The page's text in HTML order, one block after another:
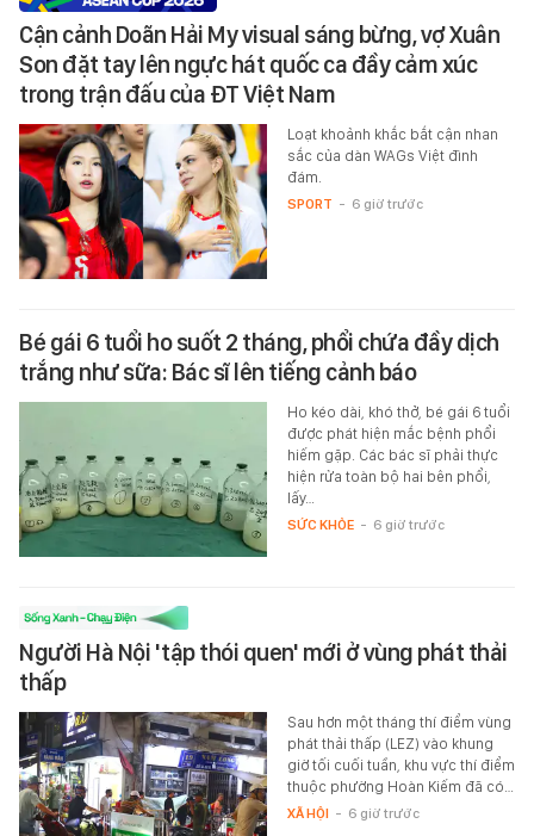
Cận cảnh Doãn Hải My visual sáng bừng, vợ Xuân
Son đặt tay lên ngực hát quốc ca đầy cảm xúc
trong trận đấu của ĐT Việt Nam
Loạt khoảnh khắc bắt cận nhan
sắc của dàn WAGs Việt đình
đám.
SPORT - 6 giờ trước
Bé gái 6 tuổi ho suốt 2 tháng, phổi chứa đầy dịch
trắng như sữa: Bác sĩ lên tiếng cảnh báo
Ho kéo dài, khó thở, bé gái 6 tuổi
được phát hiện mắc bệnh phổi
hiếm gặp. Các bác sĩ phải thực
hiện rửa toàn bộ hai bên phổi,
lấy…
SỨC KHỎE - 6 giờ trước
Người Hà Nội 'tập thói quen' mới ở vùng phát thải
thấp
Sau hơn một tháng thí điểm vùng
phát thải thấp (LEZ) vào khung
giờ tối cuối tuần, khu vực thí điểm
thuộc phường Hoàn Kiếm đã có…
XÃ HỘI - 6 giờ trước